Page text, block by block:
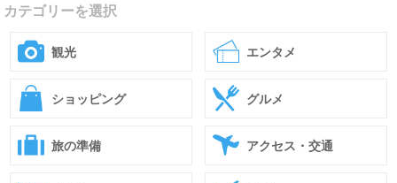
カテゴリーを選択
観光 エンタメ
ショッピング グルメ
旅の準備 アクセス・交通